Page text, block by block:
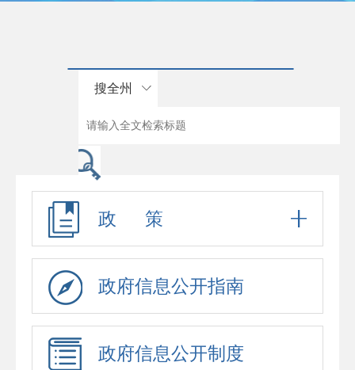
搜全州
政 策
政府信息公开指南
政府信息公开制度